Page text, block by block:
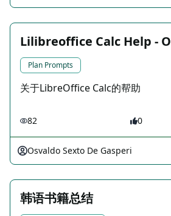
Lilibreoffice Calc Help -
Plan Prompts
关于LibreOffice Calc的帮助
82 0
Osvaldo Sexto De Gasperi
韩语书籍总结